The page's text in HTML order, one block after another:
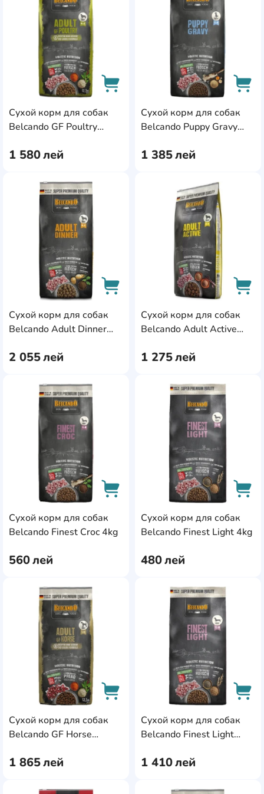
Сухой корм для собак
Belcando GF Poultry
1 580лей
AddCardToCart
Сухой корм для собак
Belcando Puppy Gravy
1 385лей
Сухой корм для собак
Belcando Adult Dinner
2 055лей
AddCardToFavourite
AddCardToCart
Сухой корм для собак
Belcando Adult Active
1 275лей
Сухой корм для собак
Belcando Finest Croc 4kg
560лей
AddCardToFavourite
AddCardToCart
Сухой корм для собак
Belcando Finest Light 4kg
480лей
Сухой корм для собак
Belcando GF Horse
1 865лей
AddCardToFavourite
AddCardToCart
Сухой корм для собак
Belcando Finest Light
1 410лей